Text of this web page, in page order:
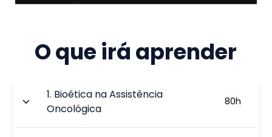
O que irá aprender
1. Bioética na Assistência
Oncológica
80h